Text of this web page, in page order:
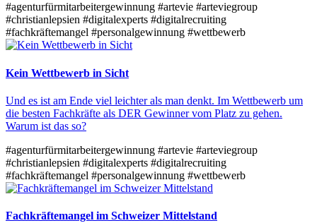
#agenturfürmitarbeitergewinnung #artevie #arteviegroup
#christianlepsien #digitalexperts #digitalrecruiting
#fachkräftemangel #personalgewinnung #wettbewerb
Kein Wettbewerb in Sicht
Und es ist am Ende viel leichter als man denkt. Im Wettbewerb um
die besten Fachkräfte als DER Gewinner vom Platz zu gehen.
Warum ist das so?
#agenturfürmitarbeitergewinnung #artevie #arteviegroup
#christianlepsien #digitalexperts #digitalrecruiting
#fachkräftemangel #personalgewinnung #wettbewerb
Fachkräftemangel im Schweizer Mittelstand